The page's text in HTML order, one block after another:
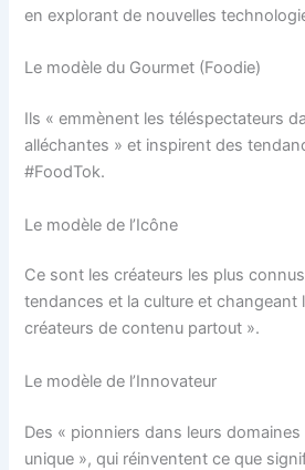
en explorant de nouvelles
Le modèle du Gourmet (Foodie)
Ils « emmènent les téléspectateurs
alléchantes » et inspirent des
#FoodTok.
Le modèle de l’Icône
Ce sont les créateurs les plus
tendances et la culture et changeant
créateurs de contenu partout ».
Le modèle de l’Innovateur
Des « pionniers dans leurs
unique », qui réinventent ce que